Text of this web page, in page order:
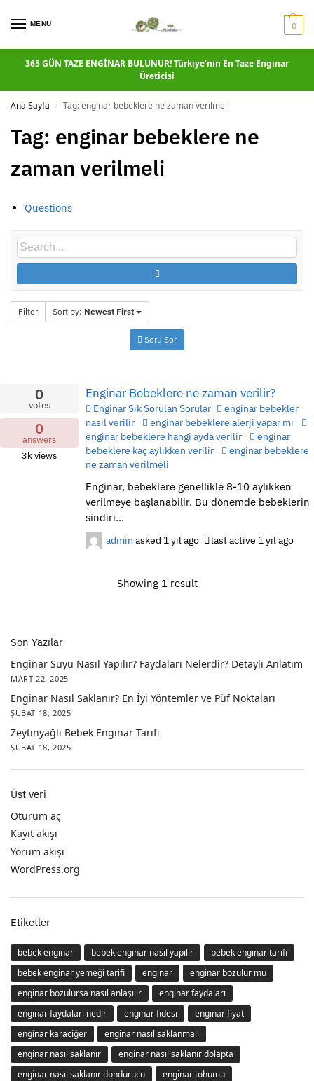
MENU 0
365 GÜN TAZE ENGİNAR BULUNUR! Türkiye’nin En Taze Enginar
Üreticisi
Ana Sayfa / Tag: enginar bebeklere ne zaman verilmeli
Tag: enginar bebeklere ne
zaman verilmeli
Questions
Filter Sort by: Newest First
Soru Sor
0
votes
0
answers
3kviews
Enginar Bebeklere ne zaman verilir?
Enginar Sık Sorulan Sorular
enginar bebekler
nasıl verilir
enginar bebeklere alerji yapar mı
enginar bebeklere hangi ayda verilir
enginar
bebeklere kaç aylıkken verilir
enginar bebeklere
ne zaman verilmeli
Enginar, bebeklere genellikle 8-10 aylıkken
verilmeye başlanabilir. Bu dönemde bebeklerin
sindiri...
admin asked 1 yıl ago last active 1 yıl ago
Showing 1 result
Son Yazılar
Enginar Suyu Nasıl Yapılır? Faydaları Nelerdir? Detaylı Anlatım
MART 22, 2025
Enginar Nasıl Saklanır? En İyi Yöntemler ve Püf Noktaları
ŞUBAT 18, 2025
Zeytinyağlı Bebek Enginar Tarifi
ŞUBAT 18, 2025
Üst veri
Oturum aç
Kayıt akışı
Yorum akışı
WordPress.org
Etiketler
bebek enginar bebek enginar nasıl yapılır
bebek enginar tarifi
bebek enginar yemeği tarifi
enginar
enginar bozulur mu
enginar bozulursa nasıl anlaşılır
enginar faydaları
enginar faydaları nedir
enginar fidesi
enginar fiyat
enginar karaciğer
enginar nasıl saklanmalı
enginar nasıl saklanır
enginar nasıl saklanır dolapta
enginar nasıl saklanır dondurucu
enginar tohumu